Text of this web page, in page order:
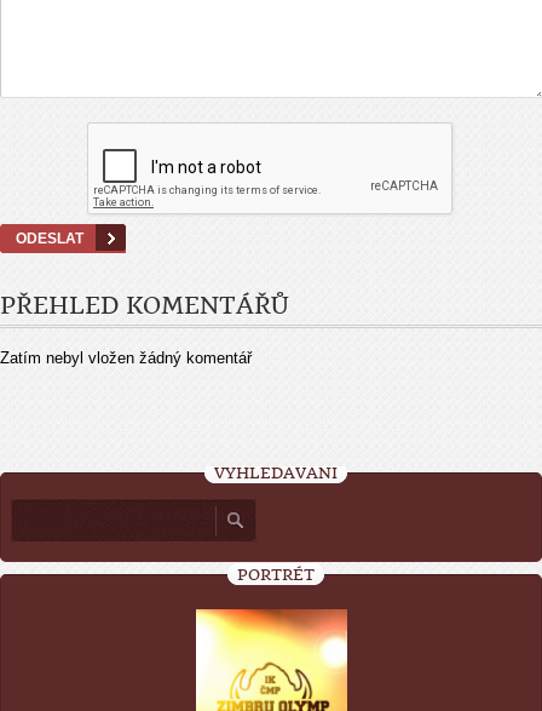
PŘEHLED KOMENTÁŘŮ
Zatím nebyl vložen žádný komentář
VYHLEDÁVÁNÍ
PORTRÉT